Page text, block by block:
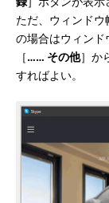
ただ、ウィンドウ
の場合はウィンド
［…… その他］か
すればよい。